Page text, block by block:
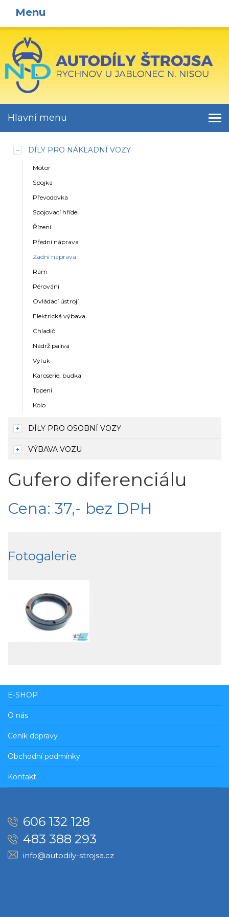
Menu
Hlavní menu
DÍLY PRO NÁKLADNÍ VOZY
Motor
Spojka
Převodovka
Spojovací hřídel
Řízení
Přední náprava
Zadní náprava
Rám
Pérování
Ovládací ústrojí
Elektrická výbava
Chladič
Nádrž paliva
Výfuk
Karoserie, budka
Topení
Kolo
DÍLY PRO OSOBNÍ VOZY
VÝBAVA VOZU
Gufero diferenciálu
Cena: 37,- bez DPH
Fotogalerie
E-SHOP
O nás
Ceník dopravy
Obchodní podmínky
Kontakt
606 132 128
483 388 293
info@autodily-strojsa.cz